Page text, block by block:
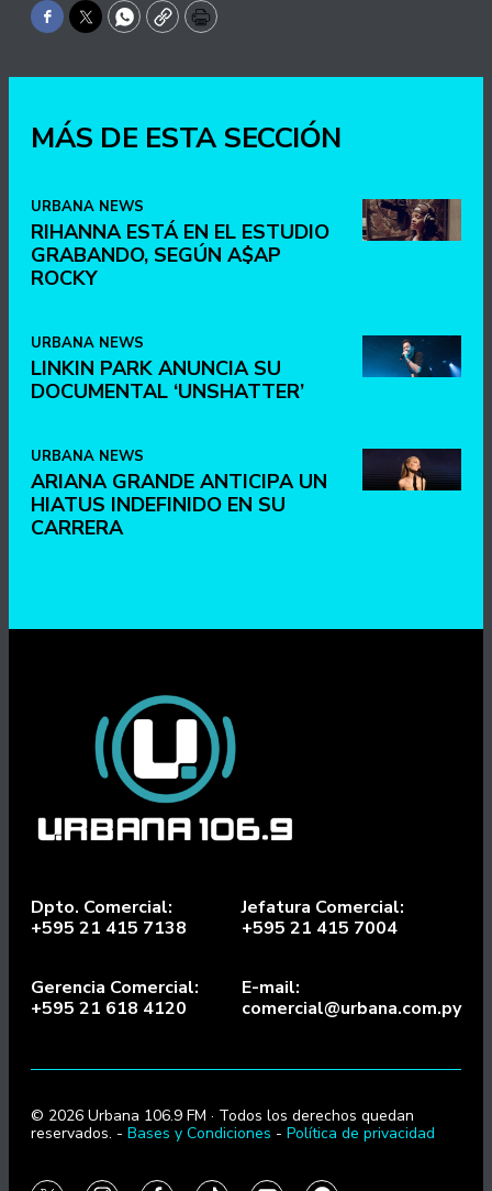
Facebook
TwitterWhatsApp
CopyPrint
MÁS DE ESTA SECCIÓN
URBANA NEWS
RIHANNA ESTÁ EN EL ESTUDIO
GRABANDO, SEGÚN A$AP
ROCKY
URBANA NEWS
LINKIN PARK ANUNCIA SU
DOCUMENTAL ‘UNSHATTER’
URBANA NEWS
ARIANA GRANDE ANTICIPA UN
HIATUS INDEFINIDO EN SU
CARRERA
Dpto. Comercial:
+595 21 415 7138
Jefatura Comercial:
+595 21 415 7004
Gerencia Comercial:
+595 21 618 4120
E-mail:
comercial@urbana.com.py
© 2026 Urbana 106.9 FM · Todos los derechos quedan
reservados. - Bases y Condiciones - Política de privacidad